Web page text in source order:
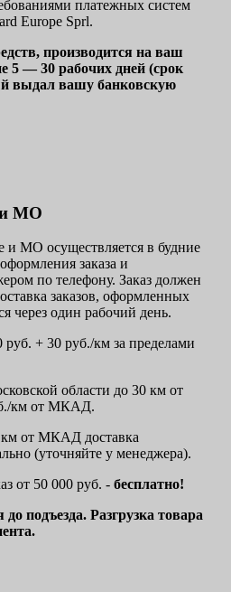
платежных систем
Europe Sprl.
производится на ваш
5 — 30 рабочих дней (срок
выдал вашу банковскую
и МО
и МО осуществляется в будние
заказа и
по телефону. Заказ должен
заказов, оформленных
через один рабочий день.
руб. + 30 руб./км за пределами
области до 30 км от
км от МКАД.
км от МКАД доставка
(уточняйте у менеджера).
от 50 000 руб. - бесплатно!
подъезда. Разгрузка товара